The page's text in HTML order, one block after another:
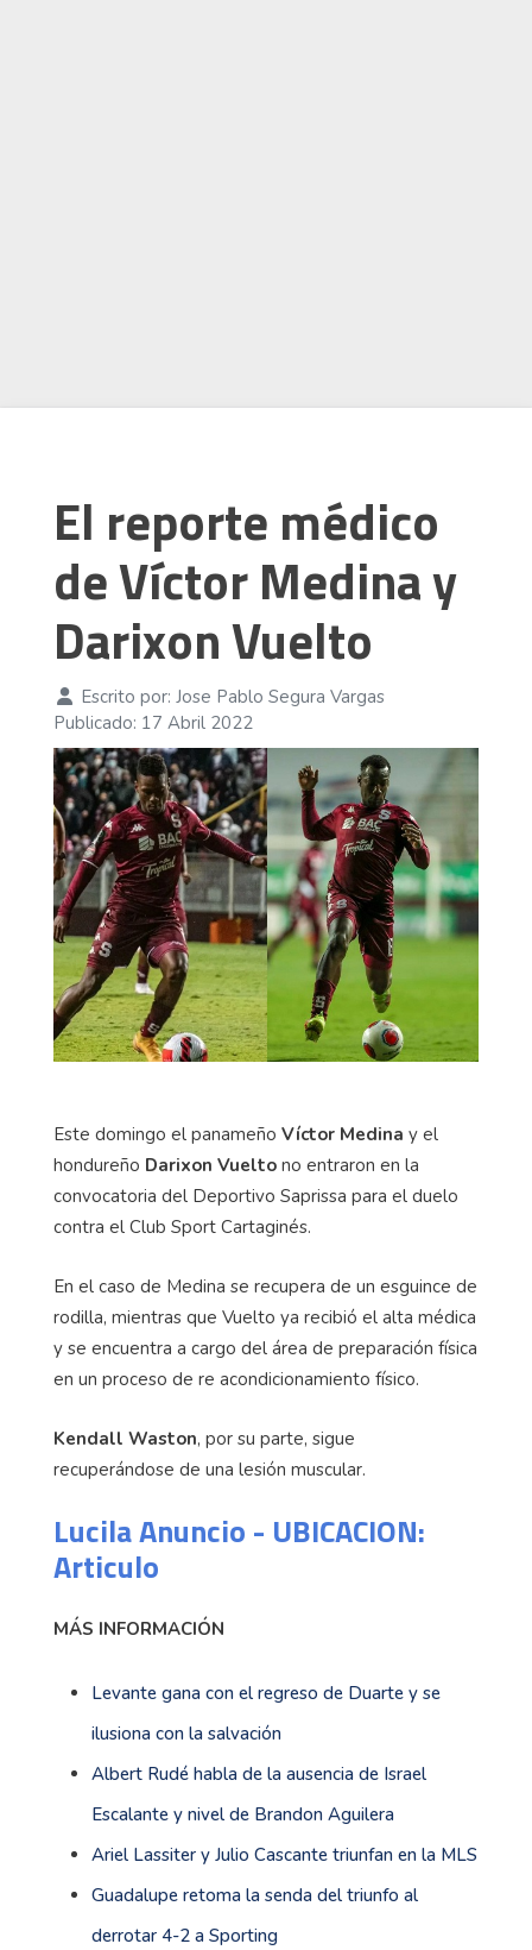
El reporte médico
de Víctor Medina y
Darixon Vuelto
Escrito por: Jose Pablo Segura Vargas
Publicado: 17 Abril 2022
Este domingo el panameño Víctor Medina y el
hondureño Darixon Vuelto no entraron en la
convocatoria del Deportivo Saprissa para el duelo
contra el Club Sport Cartaginés.
En el caso de Medina se recupera de un esguince de
rodilla, mientras que Vuelto ya recibió el alta médica
y se encuentra a cargo del área de preparación física
en un proceso de re acondicionamiento físico.
Kendall Waston, por su parte, sigue
recuperándose de una lesión muscular.
Lucila Anuncio - UBICACION:
Articulo
MÁS INFORMACIÓN
Levante gana con el regreso de Duarte y se
ilusiona con la salvación
Albert Rudé habla de la ausencia de Israel
Escalante y nivel de Brandon Aguilera
Ariel Lassiter y Julio Cascante triunfan en la MLS
Guadalupe retoma la senda del triunfo al
derrotar 4-2 a Sporting